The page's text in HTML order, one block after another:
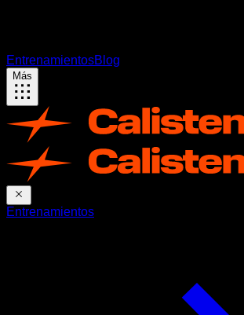
EntrenamientosBlog
Más
Entrenamientos